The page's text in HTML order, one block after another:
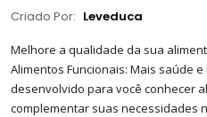
Criado Por: Leveduca
Melhore a qualidade da sua
Alimentos Funcionais: Mais saúde
desenvolvido para você conhecer
complementar suas necessidades